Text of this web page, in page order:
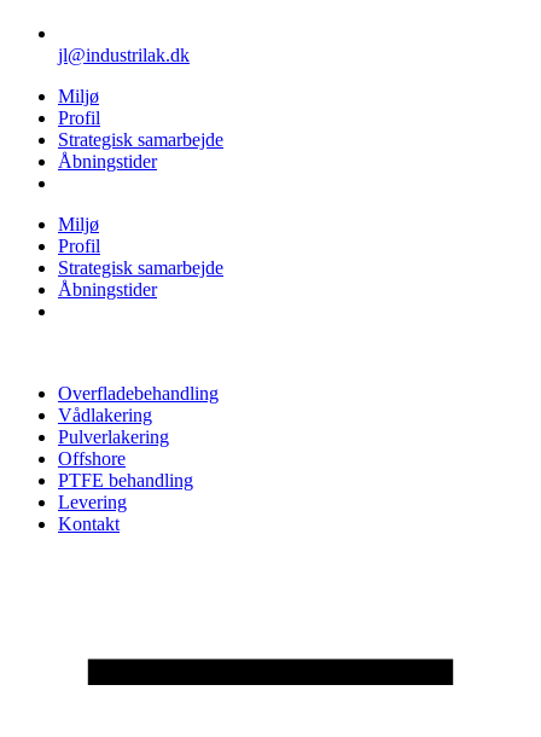
jl@industrilak.dk
Miljø
Profil
Strategisk samarbejde
Åbningstider
Miljø
Profil
Strategisk samarbejde
Åbningstider
Overfladebehandling
Vådlakering
Pulverlakering
Offshore
PTFE behandling
Levering
Kontakt